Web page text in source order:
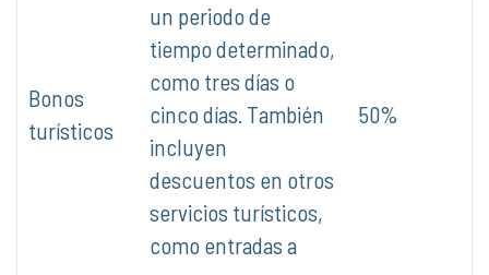
Bonos
turísticos
un periodo de
tiempo determinado,
como tres días o
cinco días. También
incluyen
descuentos en otros
servicios turísticos,
como entradas a
50%